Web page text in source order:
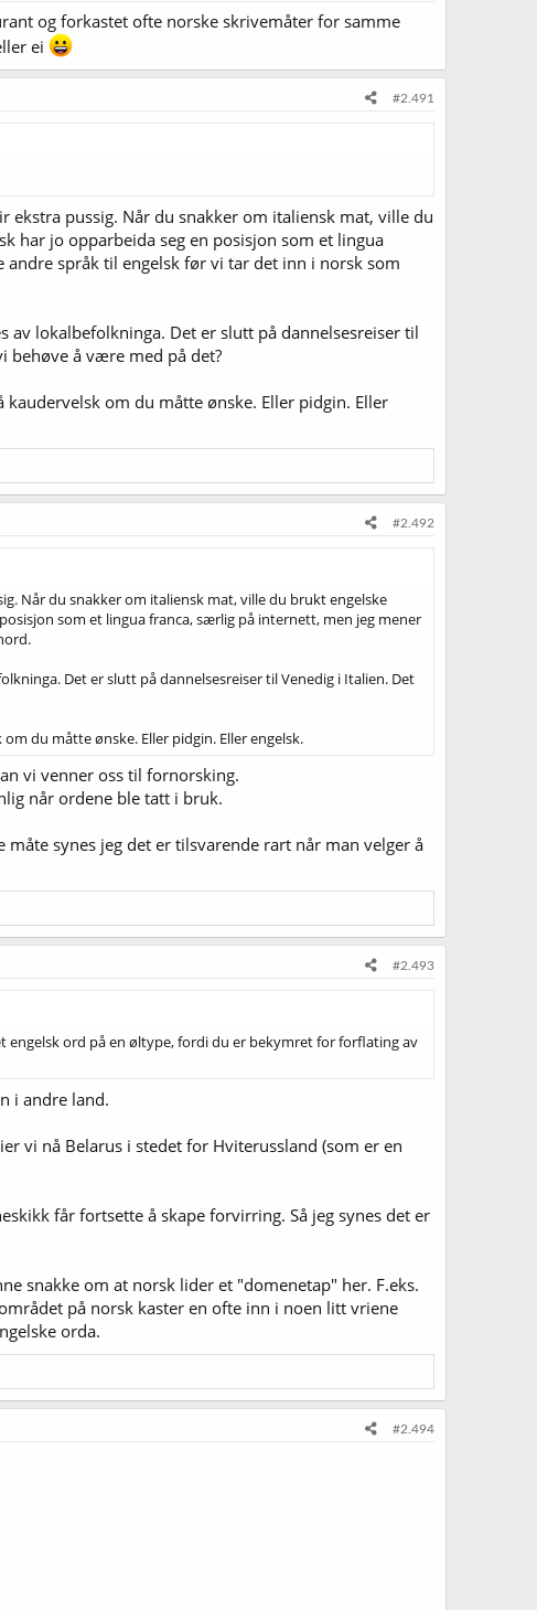
og forkastet ofte norske skrivemåter for samme
ei
#2.491
pussig. Når du snakker om italiensk mat, ville du
har jo opparbeida seg en posisjon som et lingua
språk til engelsk før vi tar det inn i norsk som
lokalbefolkninga. Det er slutt på dannelsesreiser til
behøve å være med på det?
om du måtte ønske. Eller pidgin. Eller
#2.492
Når du snakker om italiensk mat, ville du brukt engelske
som et lingua franca, særlig på internett, men jeg mener
Det er slutt på dannelsesreiser til Venedig i Italien. Det
du måtte ønske. Eller pidgin. Eller engelsk.
vi venner oss til fornorsking.
når ordene ble tatt i bruk.
synes jeg det er tilsvarende rart når man velger å
#2.493
engelsk ord på en øltype, fordi du er bekymret for forflating av
i andre land.
vi nå Belarus i stedet for Hviterussland (som er en
får fortsette å skape forvirring. Så jeg synes det er
snakke om at norsk lider et "domenetap" her. F.eks.
på norsk kaster en ofte inn i noen litt vriene
orda.
#2.494